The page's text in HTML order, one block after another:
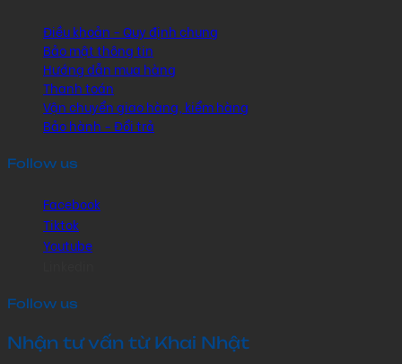
Điều khoản - Quy định chung
Bảo mật thông tin
Hướng dẫn mua hàng
Thanh toán
Vận chuyển giao hàng, kiểm hàng
Bảo hành - Đổi trả
Follow us
Facebook
Tiktok
Youtube
Follow us
Nhận tư vấn từ Khai Nhật